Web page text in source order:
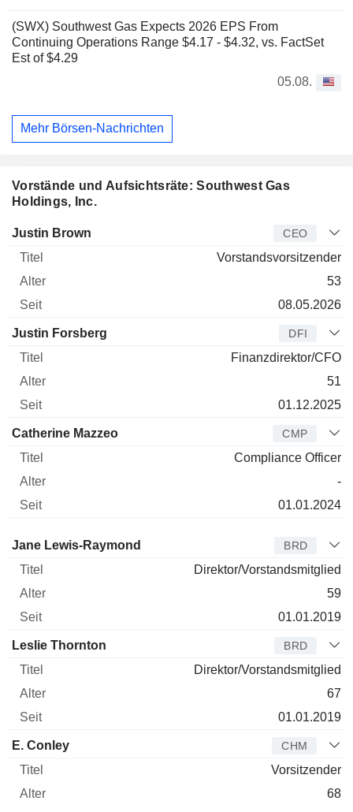
(SWX) Southwest Gas Expects 2026 EPS From
Continuing Operations Range $4.17 - $4.32, vs. FactSet
Est of $4.29
05.08.
Mehr Börsen-Nachrichten
Vorstände und Aufsichtsräte: Southwest Gas
Holdings, Inc.
Manager Titel
Justin Brown CEO
Vorstandsvorsitzender
53
08.05.2026
Justin Forsberg DFI
Finanzdirektor/CFO
51
01.12.2025
Catherine Mazzeo CMP
Compliance Officer
-
01.01.2024
Verwaltungsratsmitglied
Jane Lewis-Raymond BRD
Direktor/Vorstandsmitglied
59
01.01.2019
Leslie Thornton BRD
Direktor/Vorstandsmitglied
67
01.01.2019
E. Conley CHM
Vorsitzender
68